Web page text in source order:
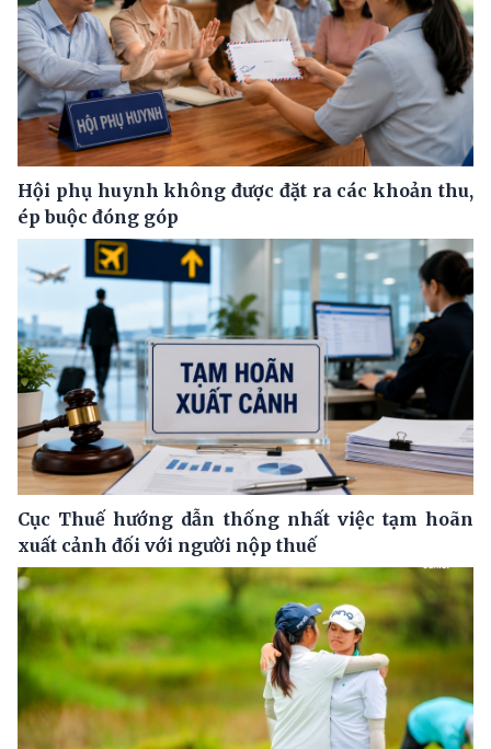
Hội phụ huynh không được đặt ra các khoản thu,
ép buộc đóng góp
Cục Thuế hướng dẫn thống nhất việc tạm hoãn
xuất cảnh đối với người nộp thuế